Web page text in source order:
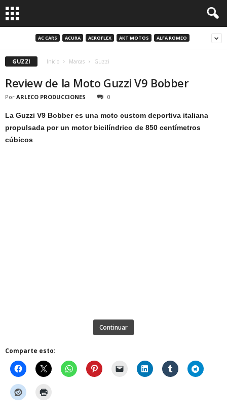
AC CARS ACURA AEROFLEX AKT MOTOS ALFA ROMEO
GUZZI Inicio Marcas Guzzi
Review de la Moto Guzzi V9 Bobber
Por ARLECO PRODUCCIONES 0
La Guzzi V9 Bobber es una moto custom deportiva italiana
propulsada por un motor bicilíndrico de 850 centímetros
cúbicos
Continuar
Comparte esto: